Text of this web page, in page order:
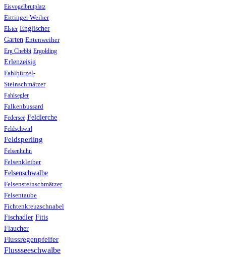
Eisvogelbrutplatz
Eittinger Weiher
Elster Englischer
Garten Entenweiher
Erg Chebbi Ergolding
Erlenzeisig
Fahlbürzel-
Steinschmätzer
Fahlsegler
Falkenbussard
Federsee Feldlerche
Feldschwirl
Feldsperling
Felsenhuhn
Felsenkleiber
Felsenschwalbe
Felsensteinschmätzer
Felsentaube
Fichtenkreuzschnabel
Fischadler Fitis
Flaucher
Flussregenpfeifer
Flussseeschwalbe